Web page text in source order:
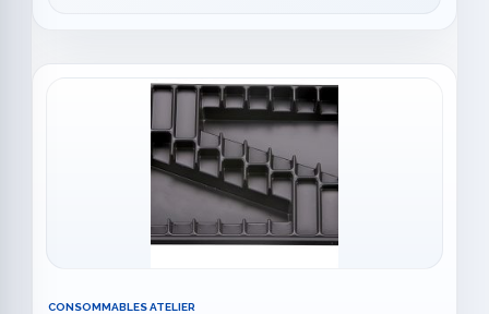
CONSOMMABLES ATELIER